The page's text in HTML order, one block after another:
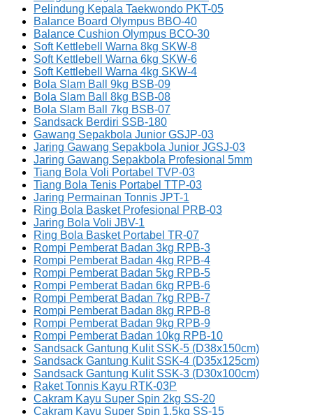
Pelindung Kepala Taekwondo PKT-05
Balance Board Olympus BBO-40
Balance Cushion Olympus BCO-30
Soft Kettlebell Warna 8kg SKW-8
Soft Kettlebell Warna 6kg SKW-6
Soft Kettlebell Warna 4kg SKW-4
Bola Slam Ball 9kg BSB-09
Bola Slam Ball 8kg BSB-08
Bola Slam Ball 7kg BSB-07
Sandsack Berdiri SSB-180
Gawang Sepakbola Junior GSJP-03
Jaring Gawang Sepakbola Junior JGSJ-03
Jaring Gawang Sepakbola Profesional 5mm
Tiang Bola Voli Portabel TVP-03
Tiang Bola Tenis Portabel TTP-03
Jaring Permainan Tonnis JPT-1
Ring Bola Basket Profesional PRB-03
Jaring Bola Voli JBV-1
Ring Bola Basket Portabel TR-07
Rompi Pemberat Badan 3kg RPB-3
Rompi Pemberat Badan 4kg RPB-4
Rompi Pemberat Badan 5kg RPB-5
Rompi Pemberat Badan 6kg RPB-6
Rompi Pemberat Badan 7kg RPB-7
Rompi Pemberat Badan 8kg RPB-8
Rompi Pemberat Badan 9kg RPB-9
Rompi Pemberat Badan 10kg RPB-10
Sandsack Gantung Kulit SSK-5 (D38x150cm)
Sandsack Gantung Kulit SSK-4 (D35x125cm)
Sandsack Gantung Kulit SSK-3 (D30x100cm)
Raket Tonnis Kayu RTK-03P
Cakram Kayu Super Spin 2kg SS-20
Cakram Kayu Super Spin 1.5kg SS-15